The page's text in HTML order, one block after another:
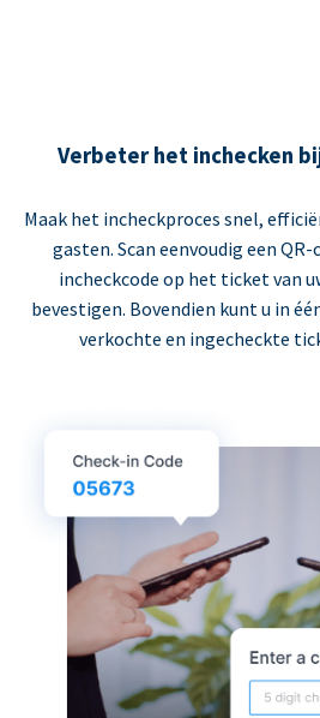
Verbeter het inchecken
Maak het incheckproces snel,
gasten. Scan eenvoudig een
incheckcode op het ticket van
bevestigen. Bovendien kunt u in
verkochte en ingecheckte